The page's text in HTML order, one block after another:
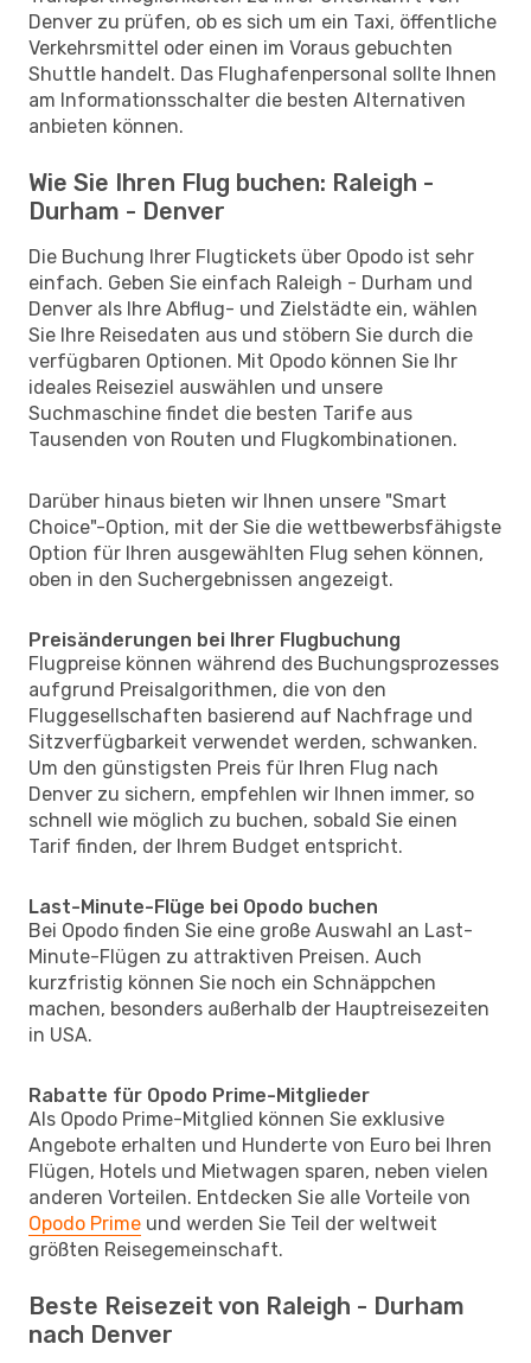
Denver zu prüfen, ob es sich um ein Taxi, öffentliche
Verkehrsmittel oder einen im Voraus gebuchten
Shuttle handelt. Das Flughafenpersonal sollte Ihnen
am Informationsschalter die besten Alternativen
anbieten können.
Wie Sie Ihren Flug buchen: Raleigh -
Durham - Denver
Die Buchung Ihrer Flugtickets über Opodo ist sehr
einfach. Geben Sie einfach Raleigh - Durham und
Denver als Ihre Abflug- und Zielstädte ein, wählen
Sie Ihre Reisedaten aus und stöbern Sie durch die
verfügbaren Optionen. Mit Opodo können Sie Ihr
ideales Reiseziel auswählen und unsere
Suchmaschine findet die besten Tarife aus
Tausenden von Routen und Flugkombinationen.
Darüber hinaus bieten wir Ihnen unsere "Smart
Choice"-Option, mit der Sie die wettbewerbsfähigste
Option für Ihren ausgewählten Flug sehen können,
oben in den Suchergebnissen angezeigt.
Preisänderungen bei Ihrer Flugbuchung
Flugpreise können während des Buchungsprozesses
aufgrund Preisalgorithmen, die von den
Fluggesellschaften basierend auf Nachfrage und
Sitzverfügbarkeit verwendet werden, schwanken.
Um den günstigsten Preis für Ihren Flug nach
Denver zu sichern, empfehlen wir Ihnen immer, so
schnell wie möglich zu buchen, sobald Sie einen
Tarif finden, der Ihrem Budget entspricht.
Last-Minute-Flüge bei Opodo buchen
Bei Opodo finden Sie eine große Auswahl an Last-
Minute-Flügen zu attraktiven Preisen. Auch
kurzfristig können Sie noch ein Schnäppchen
machen, besonders außerhalb der Hauptreisezeiten
in USA.
Rabatte für Opodo Prime-Mitglieder
Als Opodo Prime-Mitglied können Sie exklusive
Angebote erhalten und Hunderte von Euro bei Ihren
Flügen, Hotels und Mietwagen sparen, neben vielen
anderen Vorteilen. Entdecken Sie alle Vorteile von
Opodo Prime und werden Sie Teil der weltweit
größten Reisegemeinschaft.
Beste Reisezeit von Raleigh - Durham
nach Denver